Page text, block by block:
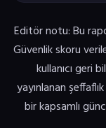
Editör notu: Bu
Güvenlik skoru
kullanıcı geri
yayınlanan
bir kapsamlı